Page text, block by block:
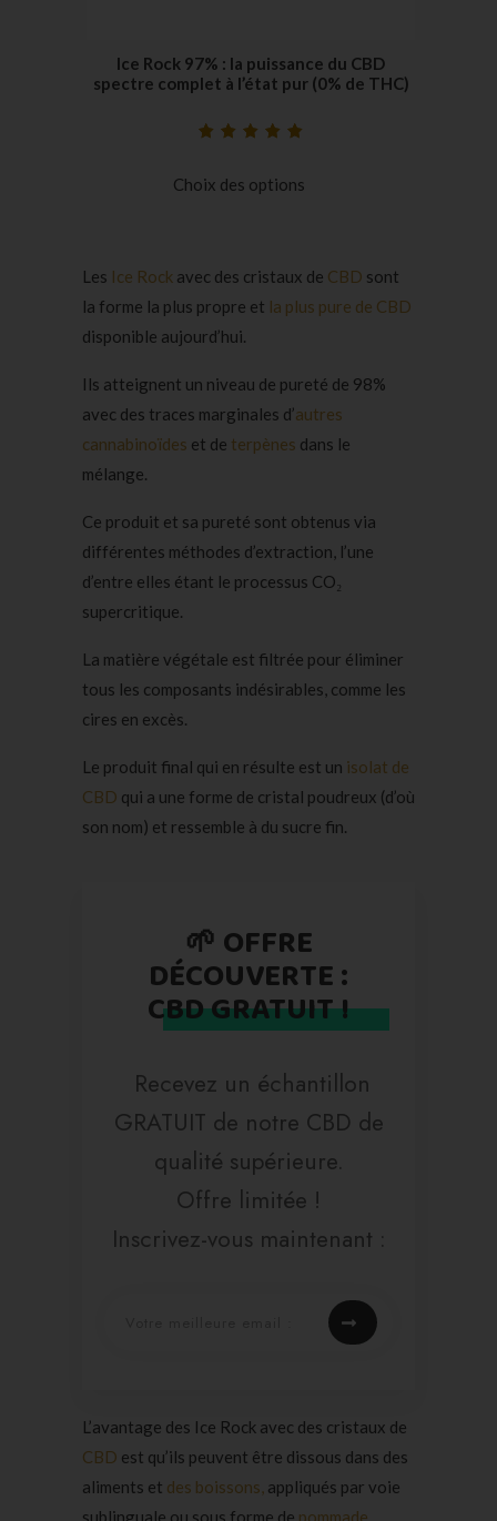
Ice Rock 97% : la puissance du CBD
spectre complet à l’état pur (0% de THC)
notations
Choix des options
Les Ice Rock avec des cristaux de CBD sont
la forme la plus propre et la plus pure de CBD
disponible aujourd’hui.
Ils atteignent un niveau de pureté de 98%
avec des traces marginales d’autres
cannabinoïdes et de terpènes dans le
mélange.
Ce produit et sa pureté sont obtenus via
différentes méthodes d’extraction, l’une
d’entre elles étant le processus CO₂
supercritique.
La matière végétale est filtrée pour éliminer
tous les composants indésirables, comme les
cires en excès.
Le produit final qui en résulte est un isolat de
CBD qui a une forme de cristal poudreux (d’où
son nom) et ressemble à du sucre fin.
🌱 OFFRE
DÉCOUVERTE :
CBD GRATUIT !
Recevez un échantillon
GRATUIT de notre CBD de
qualité supérieure.
Offre limitée !
Inscrivez-vous maintenant :
L’avantage des Ice Rock avec des cristaux de
CBD est qu’ils peuvent être dissous dans des
aliments et des boissons, appliqués par voie
sublinguale ou sous forme de pommade